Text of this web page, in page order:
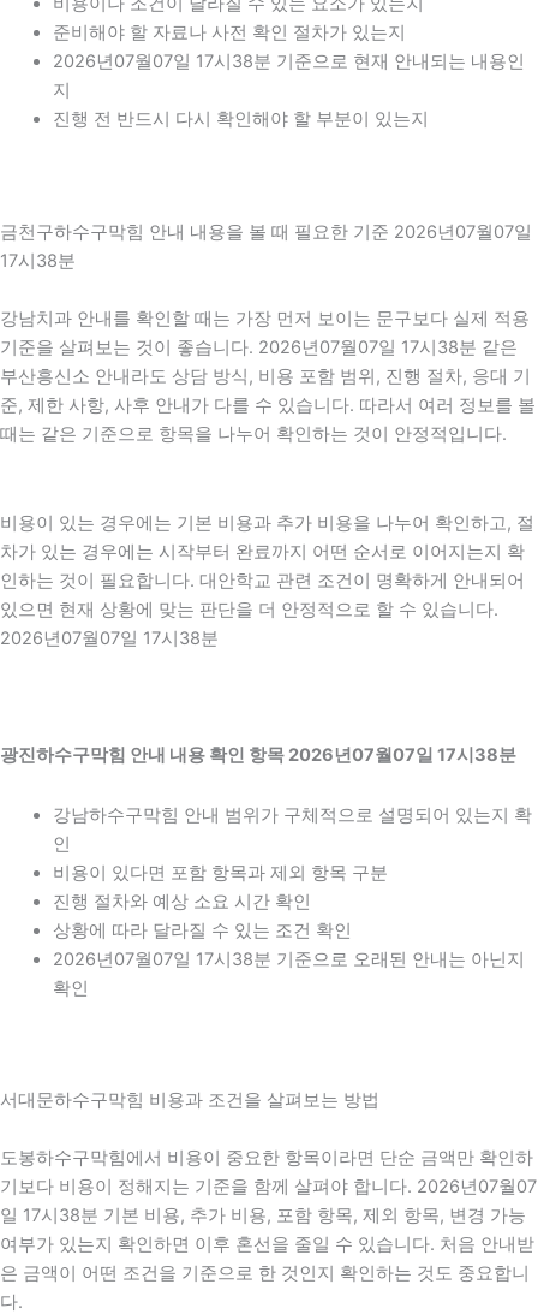
준비해야 할 자료나 사전 확인 절차가 있는지
2026년07월07일 17시38분 기준으로 현재 안내되는 내용인
지
진행 전 반드시 다시 확인해야 할 부분이 있는지
금천구하수구막힘 안내 내용을 볼 때 필요한 기준 2026년07월07일
17시38분
강남치과 안내를 확인할 때는 가장 먼저 보이는 문구보다 실제 적용
기준을 살펴보는 것이 좋습니다. 2026년07월07일 17시38분 같은
부산흥신소 안내라도 상담 방식, 비용 포함 범위, 진행 절차, 응대 기
준, 제한 사항, 사후 안내가 다를 수 있습니다. 따라서 여러 정보를 볼
때는 같은 기준으로 항목을 나누어 확인하는 것이 안정적입니다.
비용이 있는 경우에는 기본 비용과 추가 비용을 나누어 확인하고, 절
차가 있는 경우에는 시작부터 완료까지 어떤 순서로 이어지는지 확
인하는 것이 필요합니다. 대안학교 관련 조건이 명확하게 안내되어
있으면 현재 상황에 맞는 판단을 더 안정적으로 할 수 있습니다.
2026년07월07일 17시38분
광진하수구막힘 안내 내용 확인 항목 2026년07월07일 17시38분
강남하수구막힘 안내 범위가 구체적으로 설명되어 있는지 확
인
비용이 있다면 포함 항목과 제외 항목 구분
진행 절차와 예상 소요 시간 확인
상황에 따라 달라질 수 있는 조건 확인
2026년07월07일 17시38분 기준으로 오래된 안내는 아닌지
확인
서대문하수구막힘 비용과 조건을 살펴보는 방법
도봉하수구막힘에서 비용이 중요한 항목이라면 단순 금액만 확인하
기보다 비용이 정해지는 기준을 함께 살펴야 합니다. 2026년07월07
일 17시38분 기본 비용, 추가 비용, 포함 항목, 제외 항목, 변경 가능
여부가 있는지 확인하면 이후 혼선을 줄일 수 있습니다. 처음 안내받
은 금액이 어떤 조건을 기준으로 한 것인지 확인하는 것도 중요합니
다.